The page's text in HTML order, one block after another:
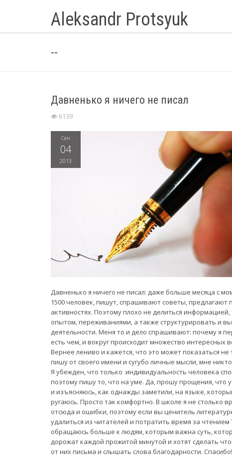
Aleksandr Protsyuk
--
Давненько я ничего не писал
6139
Сен
04
2013
Давненько я ничего не писал: даже больше месяца с
1500 человек, пишут, спрашивают советы, предлагают
активностях. Поэтому плохо не делиться
опытом, переживаниями, а также структурировать и
деятельности. Меня то и дело спрашивают: почему я
есть чем, и вокруг происходит множество интересных
Вернее лениво и кажется, что это может показаться
пишу от своего имени и сугубо личные мысли, мне
Я убежден, что только индивидуальность человека
поэтому пишу то, что на уме. Да, прошу прощения, что
и изъясняюсь, как однажды заметили, на языке,
ругаюсь. Просто так комфортно. В школе я не столько
отсюда и ошибки, поэтому если вы ценитель
удалиться из читателей и потратить время за
обращаюсь больше к людям, которым важна суть,
дорожат каждой прожитой минутой и хотят сделать
от них письма и слышать слова благодарности. Спасибо!